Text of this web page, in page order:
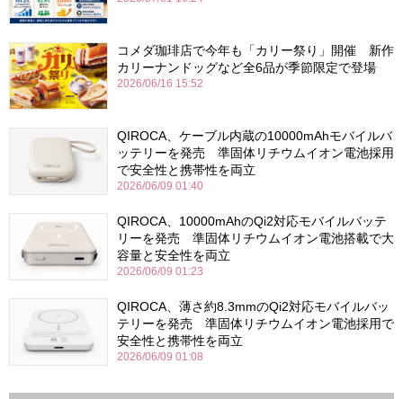
コメダ珈琲店で今年も「カリー祭り」開催 新作
カリーナンドッグなど全6品が季節限定で登場
2026/06/16 15:52
QIROCA、ケーブル内蔵の10000mAhモバイルバ
ッテリーを発売 準固体リチウムイオン電池採用
で安全性と携帯性を両立
2026/06/09 01:40
QIROCA、10000mAhのQi2対応モバイルバッテ
リーを発売 準固体リチウムイオン電池搭載で大
容量と安全性を両立
2026/06/09 01:23
QIROCA、薄さ約8.3mmのQi2対応モバイルバッ
テリーを発売 準固体リチウムイオン電池採用で
安全性と携帯性を両立
2026/06/09 01:08